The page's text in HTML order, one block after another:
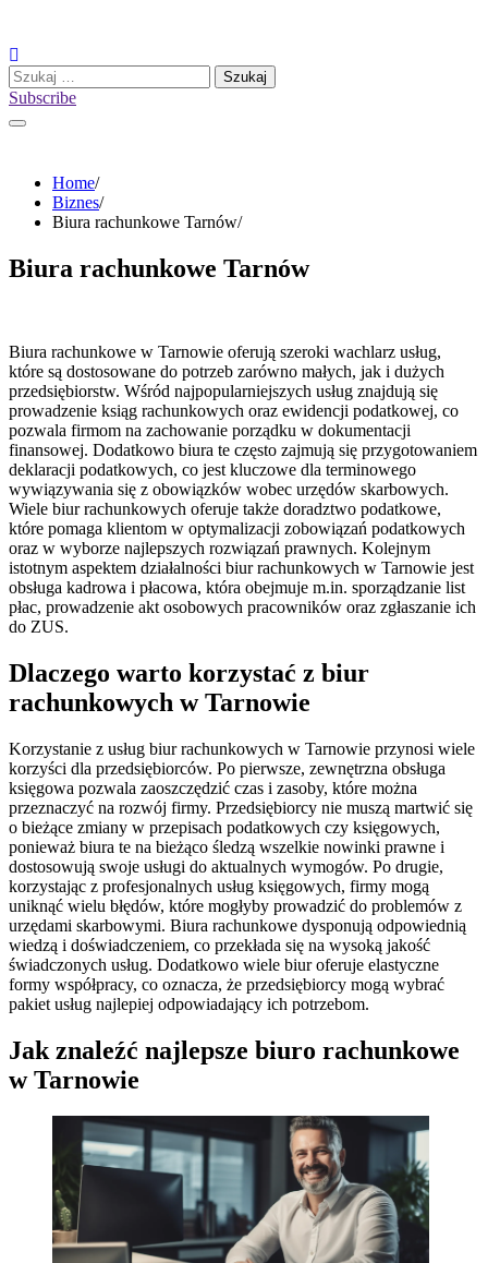
content
Szukaj:
Subscribe
Home
Biznes
Biura rachunkowe Tarnów
Biura rachunkowe Tarnów
Biura rachunkowe w Tarnowie oferują szeroki wachlarz usług,
które są dostosowane do potrzeb zarówno małych, jak i dużych
przedsiębiorstw. Wśród najpopularniejszych usług znajdują się
prowadzenie ksiąg rachunkowych oraz ewidencji podatkowej, co
pozwala firmom na zachowanie porządku w dokumentacji
finansowej. Dodatkowo biura te często zajmują się przygotowaniem
deklaracji podatkowych, co jest kluczowe dla terminowego
wywiązywania się z obowiązków wobec urzędów skarbowych.
Wiele biur rachunkowych oferuje także doradztwo podatkowe,
które pomaga klientom w optymalizacji zobowiązań podatkowych
oraz w wyborze najlepszych rozwiązań prawnych. Kolejnym
istotnym aspektem działalności biur rachunkowych w Tarnowie jest
obsługa kadrowa i płacowa, która obejmuje m.in. sporządzanie list
płac, prowadzenie akt osobowych pracowników oraz zgłaszanie ich
do ZUS.
Dlaczego warto korzystać z biur
rachunkowych w Tarnowie
Korzystanie z usług biur rachunkowych w Tarnowie przynosi wiele
korzyści dla przedsiębiorców. Po pierwsze, zewnętrzna obsługa
księgowa pozwala zaoszczędzić czas i zasoby, które można
przeznaczyć na rozwój firmy. Przedsiębiorcy nie muszą martwić się
o bieżące zmiany w przepisach podatkowych czy księgowych,
ponieważ biura te na bieżąco śledzą wszelkie nowinki prawne i
dostosowują swoje usługi do aktualnych wymogów. Po drugie,
korzystając z profesjonalnych usług księgowych, firmy mogą
uniknąć wielu błędów, które mogłyby prowadzić do problemów z
urzędami skarbowymi. Biura rachunkowe dysponują odpowiednią
wiedzą i doświadczeniem, co przekłada się na wysoką jakość
świadczonych usług. Dodatkowo wiele biur oferuje elastyczne
formy współpracy, co oznacza, że przedsiębiorcy mogą wybrać
pakiet usług najlepiej odpowiadający ich potrzebom.
Jak znaleźć najlepsze biuro rachunkowe
w Tarnowie